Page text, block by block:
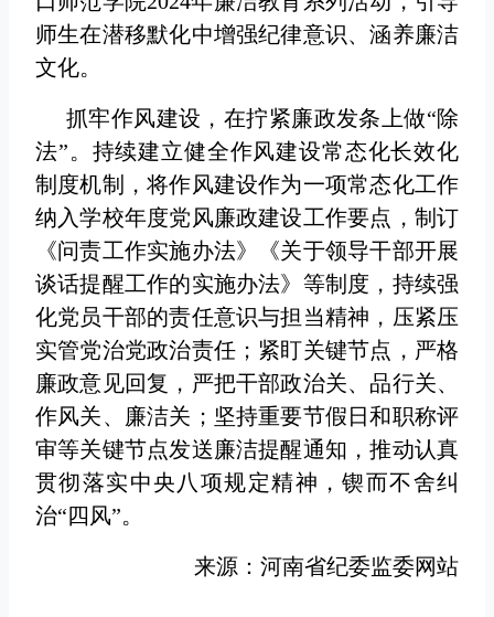
师生在潜移默化中增强纪律意识、涵养廉洁
文化。
抓牢作风建设，在拧紧廉政发条上做“除
法”。持续建立健全作风建设常态化长效化
制度机制，将作风建设作为一项常态化工作
纳入学校年度党风廉政建设工作要点，制订
《问责工作实施办法》《关于领导干部开展
谈话提醒工作的实施办法》等制度，持续强
化党员干部的责任意识与担当精神，压紧压
实管党治党政治责任；紧盯关键节点，严格
廉政意见回复，严把干部政治关、品行关、
作风关、廉洁关；坚持重要节假日和职称评
审等关键节点发送廉洁提醒通知，推动认真
贯彻落实中央八项规定精神，锲而不舍纠
治“四风”。
来源：河南省纪委监委网站